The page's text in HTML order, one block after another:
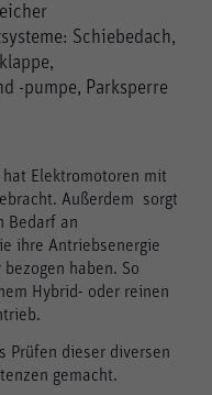
Schiebedach,
-pumpe, Parksperre
Elektromotoren mit
Außerdem sorgt
Bedarf an
ihre Antriebsenergie
haben. So
Hybrid- oder reinen
Prüfen dieser diversen
gemacht.